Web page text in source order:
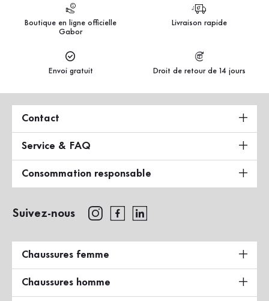
Boutique en ligne officielle
Gabor
Livraison rapide
Envoi gratuit Droit de retour de 14 jours
Contact
Service & FAQ
Consommation responsable
Suivez-nous
Chaussures femme
Chaussures homme